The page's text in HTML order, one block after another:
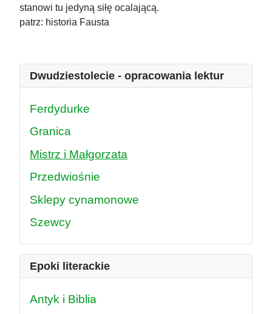
stanowi tu jedyną siłę ocalającą.
patrz: historia Fausta
Dwudziestolecie - opracowania lektur
Ferdydurke
Granica
Mistrz i Małgorzata
Przedwiośnie
Sklepy cynamonowe
Szewcy
Epoki literackie
Antyk i Biblia